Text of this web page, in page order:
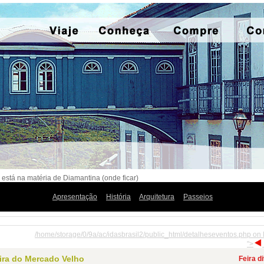
está na matéria de Diamantina (onde ficar)
Apresentação História Arquitetura Passeios
/home/storage/0/9a/ac/idasbrasil2/public_html/detalheseventos.php
">
do Mercado Velho Feira